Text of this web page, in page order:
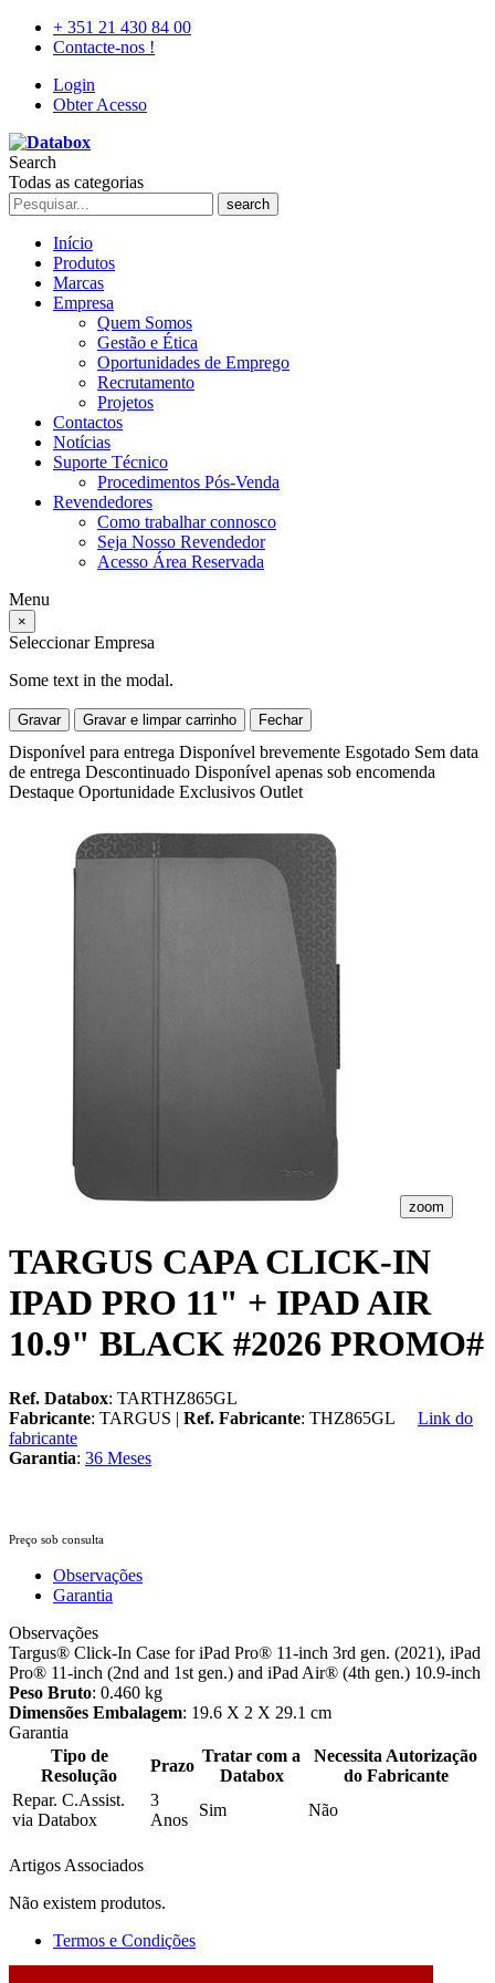
+ 351 21 430 84 00
Contacte-nos !
Login
Obter Acesso
Search
Todas as categorias
search
Início
Produtos
Marcas
Empresa
Quem Somos
Gestão e Ética
Oportunidades de Emprego
Recrutamento
Projetos
Contactos
Notícias
Suporte Técnico
Procedimentos Pós-Venda
Revendedores
Como trabalhar connosco
Seja Nosso Revendedor
Acesso Área Reservada
Menu
×
Seleccionar Empresa
Some text in the modal.
Gravar Gravar e limpar carrinho Fechar
Disponível para entrega Disponível brevemente Esgotado Sem data
de entrega Descontinuado Disponível apenas sob encomenda
Destaque Oportunidade Exclusivos Outlet
zoom
TARGUS CAPA CLICK-IN
IPAD PRO 11" + IPAD AIR
10.9" BLACK #2026 PROMO#
Ref. Databox: TARTHZ865GL
Fabricante: TARGUS | Ref. Fabricante: THZ865GL
Link do
fabricante
Garantia: 36 Meses
Preço sob consulta
Observações
Garantia
Observações
Targus® Click-In Case for iPad Pro® 11-inch 3rd gen. (2021), iPad
Pro® 11-inch (2nd and 1st gen.) and iPad Air® (4th gen.) 10.9-inch
Peso Bruto: 0.460 kg
Dimensões Embalagem: 19.6 X 2 X 29.1 cm
Garantia
Tipo de
Resolução
Prazo
Tratar com a
Databox
Necessita Autorização
do Fabricante
Repar. C.Assist.
via Databox
3
Anos
Sim Não
Artigos Associados
Não existem produtos.
Termos e Condições